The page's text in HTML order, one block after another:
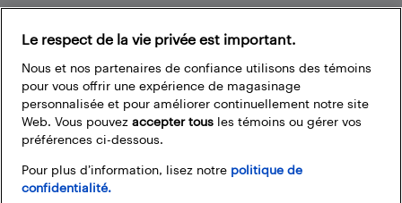
Restez connecté
FacebookInstagram
PinterestLinkedInYouTube
Le respect de la vie privée est important.
Nous et nos partenaires de confiance utilisons des témoins
pour vous offrir une expérience de magasinage
personnalisée et pour améliorer continuellement notre site
Web. Vous pouvez accepter tous les témoins ou gérer vos
préférences ci-dessous.
Pour plus d’information, lisez notre politique de
confidentialité.